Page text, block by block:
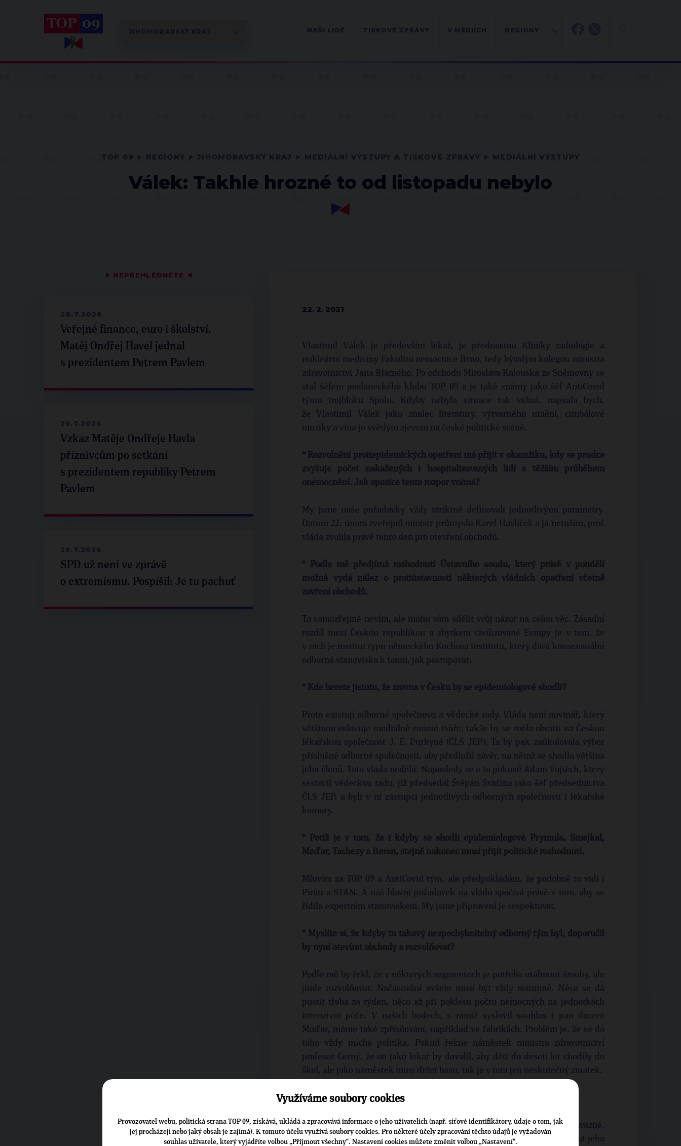
Válek: Takhle hrozné to od listopadu nebylo
▶ NEPŘEHLÉDNĚTE ◀
28.7.2026
Veřejné finance, euro i školství.
Matěj Ondřej Havel jednal
s prezidentem Petrem Pavlem
29.7.2026
Vzkaz Matěje Ondřeje Havla
příznivcům po setkání
s prezidentem republiky Petrem
Pavlem
29.7.2026
SPD už není ve zprávě
o extremismu. Pospíšil: Je tu pachuť
22. 2. 2021
Vlastimil Válek je především lékař, je přednostou Kliniky radiologie a
nukleární medicíny Fakultní nemocnice Brno, tedy bývalým kolegou ministra
zdravotnictví Jana Blatného. Po odchodu Miroslava Kalouska ze Sněmovny se
stal šéfem poslaneckého klubu TOP 09 a je také známý jako šéf AntiCovid
týmu trojbloku Spolu. Kdyby nebyla situace tak vážná, napsala bych,
že Vlastimil Válek jako znalec literatury, výtvarného umění, cimbálové
muziky a vína je světlým zjevem na české politické scéně.
* Rozvolnění protiepidemických opatření má přijít v okamžiku, kdy se prudce
zvyšuje počet nakažených i hospitalizovaných lidí s těžším průběhem
onemocnění. Jak opozice tento rozpor vnímá?
My jsme naše požadavky vždy striktně definovali jednotlivými parametry.
Datum 22. února zveřejnil ministr průmyslu Karel Havlíček a já netuším, proč
vláda zvolila právě tento den pro otevření obchodů.
* Podle mě předjímá rozhodnutí Ústavního soudu, který právě v pondělí
možná vydá nález o protiústavnosti některých vládních opatření včetně
zavření obchodů.
To samozřejmě nevím, ale mohu vám sdělit svůj názor na celou věc. Zásadní
rozdíl mezi Českou republikou a zbytkem civilizované Evropy je v tom, že
v nich je institut typu německého Kochova institutu, který dává konsensuální
odborná stanoviska k tomu, jak postupovat.
* Kde berete jistotu, že zrovna v Česku by se epidemiologové shodli?
Proto existují odborné společnosti a vědecké rady. Vláda není novinář, který
většinou oslovuje mediálně známé tváře, takže by se měla obrátit na Českou
lékařskou společnost J. E. Purkyně (ČLS JEP). Ta by pak zaúkolovala výbor
příslušné odborné společnosti, aby předložil závěr, na němž se shodla většina
jeho členů. Toto vláda nedělá. Naposledy se o to pokusil Adam Vojtěch, který
sestavil vědeckou radu, jíž předsedal Štěpán Svačina jako šéf předsednictva
ČLS JEP, a byli v ní zástupci jednotlivých odborných společností i lékařské
komory.
* Potíž je v tom, že i kdyby se shodli epidemiologové Prymula, Smejkal,
Maďar, Tachezy a Beran, stejně nakonec musí přijít politické rozhodnutí.
Mluvím za TOP 09 a AntiCovid tým, ale předpokládám, že podobně to vidí i
Piráti a STAN. A náš hlavní požadavek na vládu spočívá právě v tom, aby se
řídila expertním stanoviskem. My jsme připraveni je respektovat.
* Myslíte si, že kdyby tu takový nezpochybnitelný odborný tým byl, doporučil
by nyní otevírat obchody a rozvolňovat?
Podle mě by řekl, že v některých segmentech je potřeba utáhnout šrouby, ale
jinde rozvolňovat. Načasování ovšem musí být vždy rozumné. Něco se dá
pustit třeba za týden, něco až při poklesu počtu nemocných na jednotkách
intenzivní péče. V našich bodech, s nimiž vyslovil souhlas i pan docent
Maďar, máme také zpřísňování, například ve fabrikách. Problém je, že se do
toho vždy míchá politika. Pokud řekne náměstek ministra zdravotnictví
profesor Černý, že on jako lékař by dovolil, aby děti do deseti let chodily do
škol, ale jako náměstek musí držet basu, tak je v tom jen neskutečný zmatek.
* Je možné to zlomit osm měsíců před volbami?
Pokud se všichni shodneme, že doporučení odborného orgánu bude závazné,
tak ano. Nesmí si ale každý ministr vybírat svého epidemiologa a mávat jeho
Využíváme soubory cookies
Provozovatel webu, politická strana TOP 09, získává, ukládá a zpracovává informace o jeho uživatelích (např. síťové identifikátory, údaje o tom, jak
jej procházejí nebo jaký obsah je zajímá). K tomuto účelu využívá soubory cookies. Pro některé účely zpracování těchto údajů je vyžadován
souhlas uživatele, který vyjádříte volbou „Přijmout všechny“. Nastavení cookies můžete změnit volbou „Nastavení“.